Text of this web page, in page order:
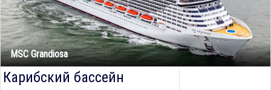
MSC Grandiosa
Карибский бассейн